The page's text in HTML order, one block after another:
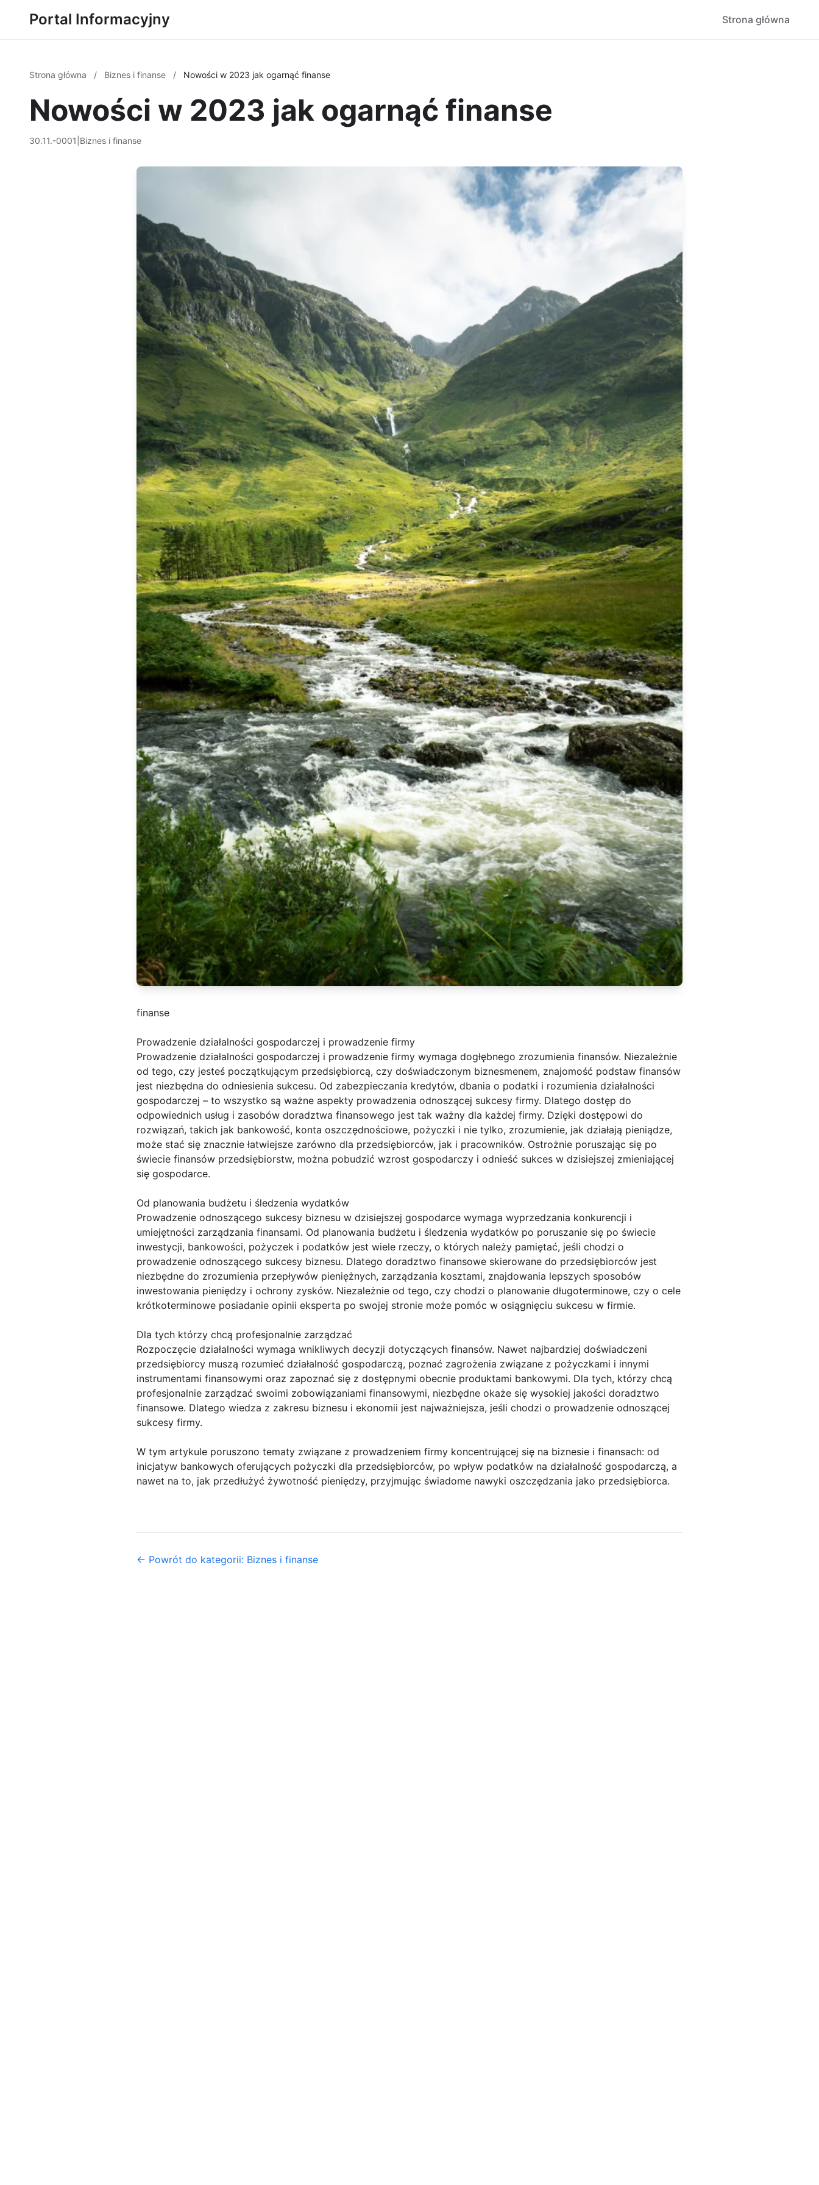
Portal Informacyjny Strona główna
Strona główna / Biznes i finanse / Nowości w 2023 jak ogarnąć finanse
Nowości w 2023 jak ogarnąć finanse
30.11.-0001 Biznes i finanse
finanse
Prowadzenie działalności gospodarczej i prowadzenie firmy
Prowadzenie działalności gospodarczej i prowadzenie firmy wymaga dogłębnego zrozumienia finansów. Niezależnie
od tego, czy jesteś początkującym przedsiębiorcą, czy doświadczonym biznesmenem, znajomość podstaw finansów
jest niezbędna do odniesienia sukcesu. Od zabezpieczania kredytów, dbania o podatki i rozumienia działalności
gospodarczej – to wszystko są ważne aspekty prowadzenia odnoszącej sukcesy firmy. Dlatego dostęp do
odpowiednich usług i zasobów doradztwa finansowego jest tak ważny dla każdej firmy. Dzięki dostępowi do
rozwiązań, takich jak bankowość, konta oszczędnościowe, pożyczki i nie tylko, zrozumienie, jak działają pieniądze,
może stać się znacznie łatwiejsze zarówno dla przedsiębiorców, jak i pracowników. Ostrożnie poruszając się po
świecie finansów przedsiębiorstw, można pobudzić wzrost gospodarczy i odnieść sukces w dzisiejszej zmieniającej
się gospodarce.
Od planowania budżetu i śledzenia wydatków
Prowadzenie odnoszącego sukcesy biznesu w dzisiejszej gospodarce wymaga wyprzedzania konkurencji i
umiejętności zarządzania finansami. Od planowania budżetu i śledzenia wydatków po poruszanie się po świecie
inwestycji, bankowości, pożyczek i podatków jest wiele rzeczy, o których należy pamiętać, jeśli chodzi o
prowadzenie odnoszącego sukcesy biznesu. Dlatego doradztwo finansowe skierowane do przedsiębiorców jest
niezbędne do zrozumienia przepływów pieniężnych, zarządzania kosztami, znajdowania lepszych sposobów
inwestowania pieniędzy i ochrony zysków. Niezależnie od tego, czy chodzi o planowanie długoterminowe, czy o cele
krótkoterminowe posiadanie opinii eksperta po swojej stronie może pomóc w osiągnięciu sukcesu w firmie.
Dla tych którzy chcą profesjonalnie zarządzać
Rozpoczęcie działalności wymaga wnikliwych decyzji dotyczących finansów. Nawet najbardziej doświadczeni
przedsiębiorcy muszą rozumieć działalność gospodarczą, poznać zagrożenia związane z pożyczkami i innymi
instrumentami finansowymi oraz zapoznać się z dostępnymi obecnie produktami bankowymi. Dla tych, którzy chcą
profesjonalnie zarządzać swoimi zobowiązaniami finansowymi, niezbędne okaże się wysokiej jakości doradztwo
finansowe. Dlatego wiedza z zakresu biznesu i ekonomii jest najważniejsza, jeśli chodzi o prowadzenie odnoszącej
sukcesy firmy.
W tym artykule poruszono tematy związane z prowadzeniem firmy koncentrującej się na biznesie i finansach: od
inicjatyw bankowych oferujących pożyczki dla przedsiębiorców, po wpływ podatków na działalność gospodarczą, a
nawet na to, jak przedłużyć żywotność pieniędzy, przyjmując świadome nawyki oszczędzania jako przedsiębiorca.
← Powrót do kategorii: Biznes i finanse